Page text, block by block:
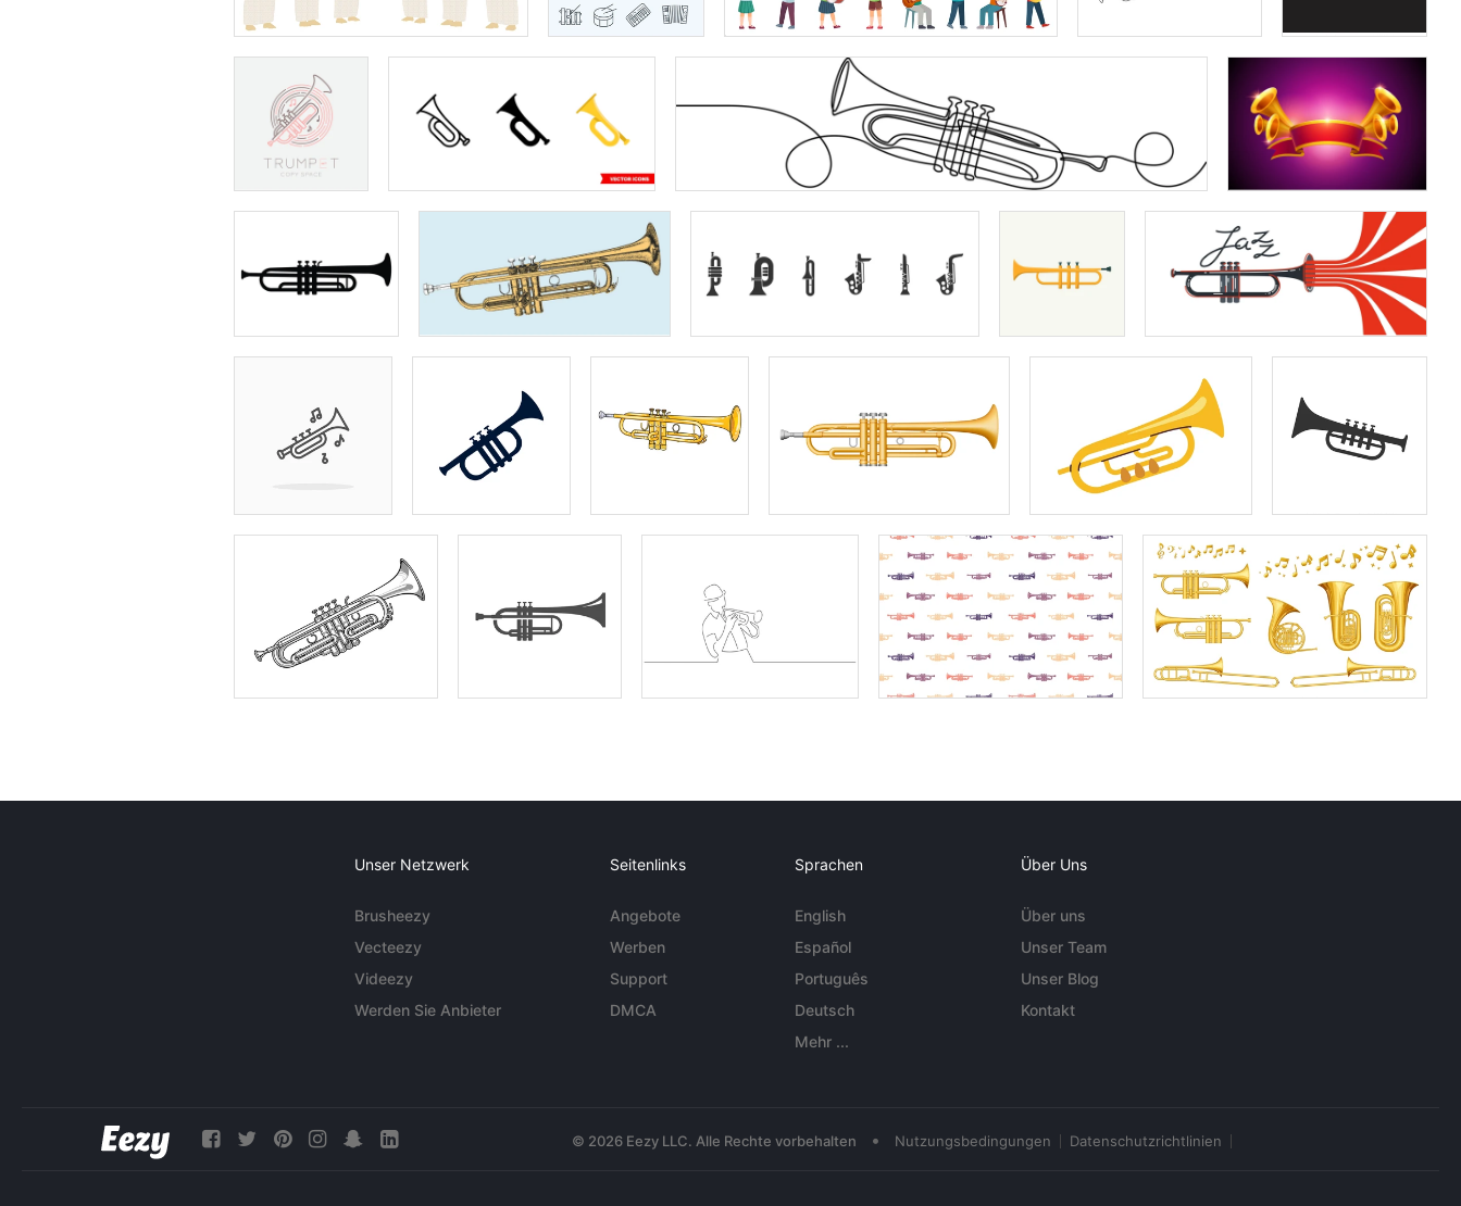
Unser Netzwerk
Brusheezy
Vecteezy
Videezy
Werden Sie Anbieter
Seitenlinks
Angebote
Werben
Support
DMCA
Sprachen
English
Español
Português
Deutsch
Mehr ...
Über Uns
Über uns
Unser Team
Unser Blog
Kontakt
© 2026 Eezy LLC. Alle Rechte vorbehalten • Nutzungsbedingungen Datenschutzrichtlinien